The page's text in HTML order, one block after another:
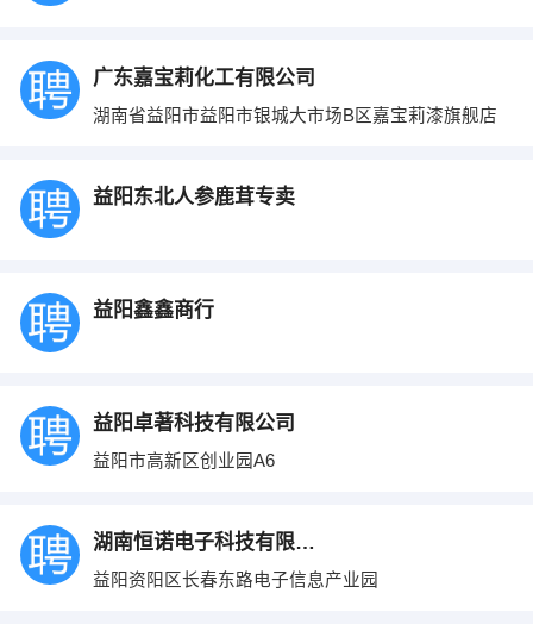
广东嘉宝莉化工有限公司
湖南省益阳市益阳市银城大市场B区嘉宝莉漆旗舰店
益阳东北人参鹿茸专卖
益阳鑫鑫商行
益阳卓著科技有限公司
益阳市高新区创业园A6
湖南恒诺电子科技有限公司
益阳资阳区长春东路电子信息产业园